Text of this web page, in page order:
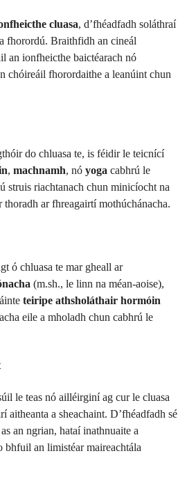
cluasa, d’fhéadfadh soláthraí
fhorordú. Braithfidh an cineál
an ionfheicthe baictéarach nó
chóireáil fhorordaithe a leanúint chun
do chluasa te, is féidir le teicnící
, machnamh, nó yoga cabhrú le
struis riachtanach chun minicíocht na
ar fhreagairtí mothúchánacha.
ó chluasa te mar gheall ar
(m.sh., le linn na méan-aoise),
teiripe athsholáthair hormóin
eile a mholadh chun cabhrú le
le teas nó ailléirginí ag cur le cluasa
aitheanta a sheachaint. D’fhéadfadh sé
an ngrian, hataí inathnuaite a
bhfuil an limistéar maireachtála